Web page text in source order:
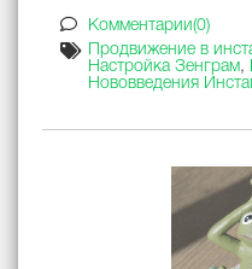
Комментарии(0)
Продвижение в
Настройка Зенграм,
Нововведения